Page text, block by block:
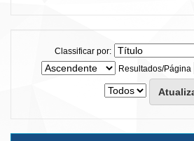
Classificar por:
Resultados/Página